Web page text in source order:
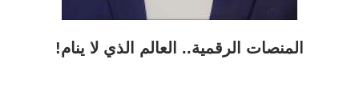
المنصات الرقمية.. العالم الذي لا ينام!